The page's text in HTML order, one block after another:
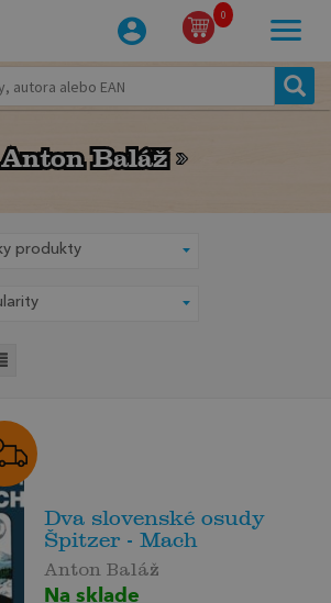
0
Anton Baláž
Anton Baláž
Dva slovenské osudy
Špitzer - Mach
Anton Baláž
Na sklade